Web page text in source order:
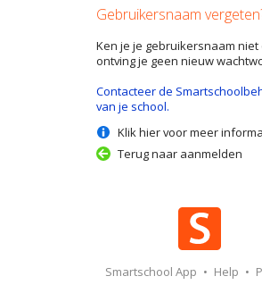
Gebruikersnaam
Ken je je gebruikersnaam niet
ontving je geen nieuw
Contacteer de
van je school.
Klik hier voor meer
Terug naar aanmelden
Smartschool App • Help •